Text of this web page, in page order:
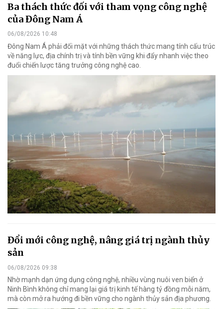
Ba thách thức đối với tham vọng công nghệ
của Đông Nam Á
06/08/2026 10:48
Đông Nam Á phải đối mặt với những thách thức mang tính cấu trúc
về năng lực, địa chính trị và tính bền vững khi đẩy nhanh việc theo
đuổi chiến lược tăng trưởng công nghệ cao.
Đổi mới công nghệ, nâng giá trị ngành thủy
sản
06/08/2026 09:38
Nhờ mạnh dạn ứng dụng công nghệ, nhiều vùng nuôi ven biển ở
Ninh Bình không chỉ mang lại giá trị kinh tế hàng tỷ đồng mỗi năm,
mà còn mở ra hướng đi bền vững cho ngành thủy sản địa phương.